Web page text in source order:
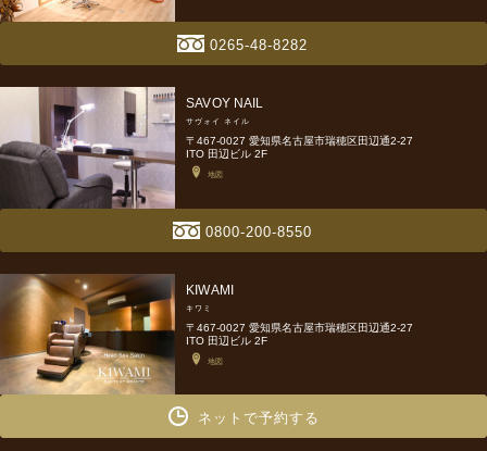
0265-48-8282
SAVOY NAIL
サヴォイ ネイル
〒467-0027 愛知県名古屋市瑞穂区田辺通2-27
ITO 田辺ビル 2F
地図
0800-200-8550
KIWAMI
キワミ
〒467-0027 愛知県名古屋市瑞穂区田辺通2-27
ITO 田辺ビル 2F
地図
ネットで予約する